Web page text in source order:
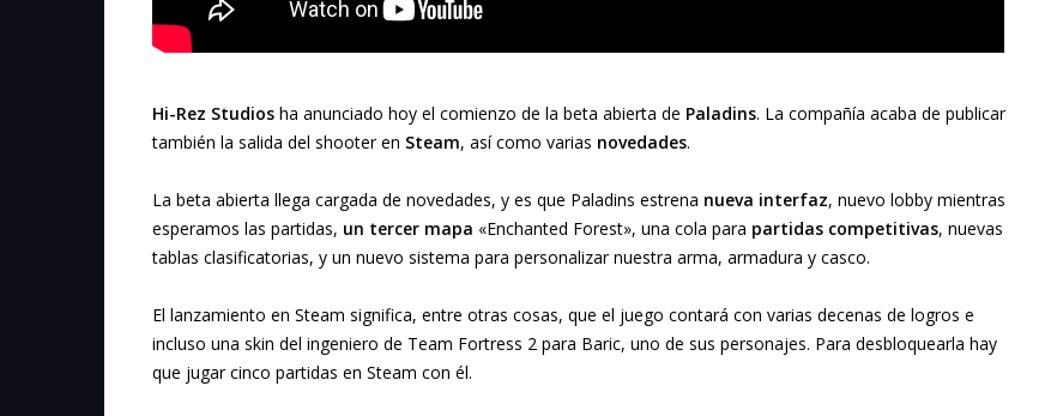
Hi-Rez Studios ha anunciado hoy el comienzo de la beta abierta de Paladins. La compañía acaba de publicar
también la salida del shooter en Steam, así como varias novedades.
La beta abierta llega cargada de novedades, y es que Paladins estrena nueva interfaz, nuevo lobby mientras
esperamos las partidas, un tercer mapa «Enchanted Forest», una cola para partidas competitivas, nuevas
tablas clasificatorias, y un nuevo sistema para personalizar nuestra arma, armadura y casco.
El lanzamiento en Steam significa, entre otras cosas, que el juego contará con varias decenas de logros e
incluso una skin del ingeniero de Team Fortress 2 para Baric, uno de sus personajes. Para desbloquearla hay
que jugar cinco partidas en Steam con él.